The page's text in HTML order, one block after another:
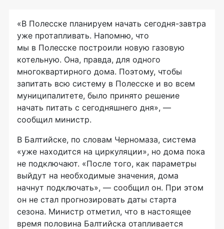
«В Полесске планируем начать сегодня-завтра
уже протапливать. Напомню, что
мы в Полесске построили новую газовую
котельную. Она, правда, для одного
многоквартирного дома. Поэтому, чтобы
запитать всю систему в Полесске и во всем
муниципалитете, было принято решение
начать питать с сегодняшнего дня», —
сообщил министр.
В Балтийске, по словам Черномаза, система
«уже находится на циркуляции», но дома пока
не подключают. «После того, как параметры
выйдут на необходимые значения, дома
начнут подключать», — сообщил он. При этом
он не стал прогнозировать даты старта
сезона. Министр отметил, что в настоящее
время половина Балтийска отапливается